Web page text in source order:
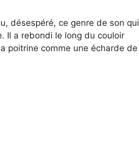
désespéré, ce genre de son qui
Il a rebondi le long du couloir
poitrine comme une écharde de